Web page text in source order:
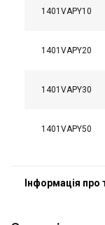
1401VAPY10
1401VAPY20
1401VAPY30
1401VAPY50